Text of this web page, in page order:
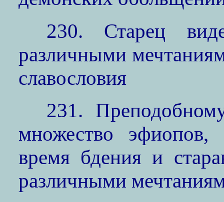
230. Старец
различными
славословия
231.
множество
время бдения и
различными